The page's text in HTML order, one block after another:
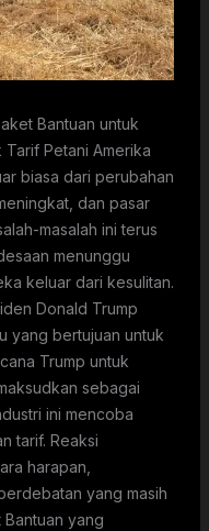
merupakan hal paling berharga yang bisa didapat petani. Pengecualian Tarif dan Penyesuaian yang Mungkin Selama pengumumannya, Trump mengisyaratkan ide pengecualian tarif untuk barang-barang tertentu. Ini bisa termasuk suku cadang mesin atau bahan kimia yang digunakan secara besar-besaran dalam pertanian. Jika diadopsi, pengecualian ini mungkin menurunkan beberapa biaya input yang telah naik tajam. Pengecualian tarif, bagaimanapun, dapat memperumit sistem. Begitu industri melihat pengecualian dibuat, mereka mendorong untuk lebih banyak lagi. Itu menciptakan aturan yang membingungkan yang terkadang bertentangan dengan alasan tarif diciptakan. Bahkan dengan risiko itu, petani menyambut ide tersebut karena biaya input yang berkurang dapat meningkatkan margin. Untuk alasan itu, paket bantuan Trump untuk petani berada dalam set ide kebijakan yang jauh lebih besar yang terus berkembang. Situasi ini menunjukkan ketegangan di dalam strategi perdagangan proteksionis. Tarif bertujuan untuk melindungi industri dalam negeri, tetapi mereka juga meningkatkan biaya dalam jangka pendek. Pemerintahan harus memutuskan berapa banyak fleksibilitas yang harus diizinkan tanpa melemahkan strategi sepenuhnya. Apa yang Dipikirkan Petani dan Ekonom Reaksi terhadap program ini sangat bervariasi. Beberapa petani menghargai bantuan cepat. Yang lain berpendapat bahwa pembayaran terlalu kecil untuk mencerminkan kerugian sebenarnya. Kelompok komoditas, terutama yang mewakili kedelai dan jagung, mengatakan dukungan membantu tetapi tidak menghapus masalah ekspor yang lebih besar. Ekonom mengatakan program ini menyoroti cacat yang lebih dalam dalam stabilitas pasar. Mereka mencatat bahwa pendapatan tarif berasal dari harga yang lebih tinggi yang dibayarkan oleh konsumen dan bisnis. Jadi bahkan jika paket bantuan mendukung satu sektor, kelompok lain merasakan biayanya. Namun ekonom juga memahami bahwa stabilitas jangka pendek mencegah gangguan dalam rantai pasokan makanan. Produksi makanan domestik yang stabil menguntungkan semua orang, yang membuat paket bantuan berguna meskipun tidak sempurna. Analis berpendapat bahwa sektor pertanian akan membutuhkan strategi jangka panjang yang berfokus pada ketahanan iklim, praktik perdagangan yang adil, dan pasar yang terdiversifikasi. Tanpa elemen-elemen tersebut, program bantuan serupa bisa menjadi umum. Di Dalam Realitas Sehari-hari Komunitas Pedesaan Di luar diskusi kebijakan, petani hidup melalui stres harian yang diciptakan oleh pergeseran pasar. Pertanian keluarga sering bergantung pada perencanaan multi tahun. Pinjaman peralatan dan pembayaran tanah membentang selama beberapa dekade. Gangguan perdagangan mendadak bisa terasa menghancurkan. Banyak petani mengatakan mereka menghabiskan malam-malam panjang mengerjakan ulang anggaran, mencoba menebak apakah mereka mampu membeli benih atau menyewa pekerja musiman. Yang lain takut kehilangan tanah yang telah berada dalam keluarga mereka selama beberapa generasi. Bagi mereka, paket bantuan Trump tiba sebagai tanda bahwa perjuangan yang dihadapi petani terlihat, bahkan jika sistemnya masih tidak sempurna. Komunitas pedesaan cenderung tangguh. Petani berbicara tentang tetap berkomitmen pada tanah dan mata pencaharian mereka. Mereka terbiasa dengan tahun-tahun yang sulit, tetapi mereka berharap untuk kebijakan yang memberikan kondisi lebih stabil seiring berjalannya waktu. Memahami Situasi untuk Orang Awam Bagi mereka yan